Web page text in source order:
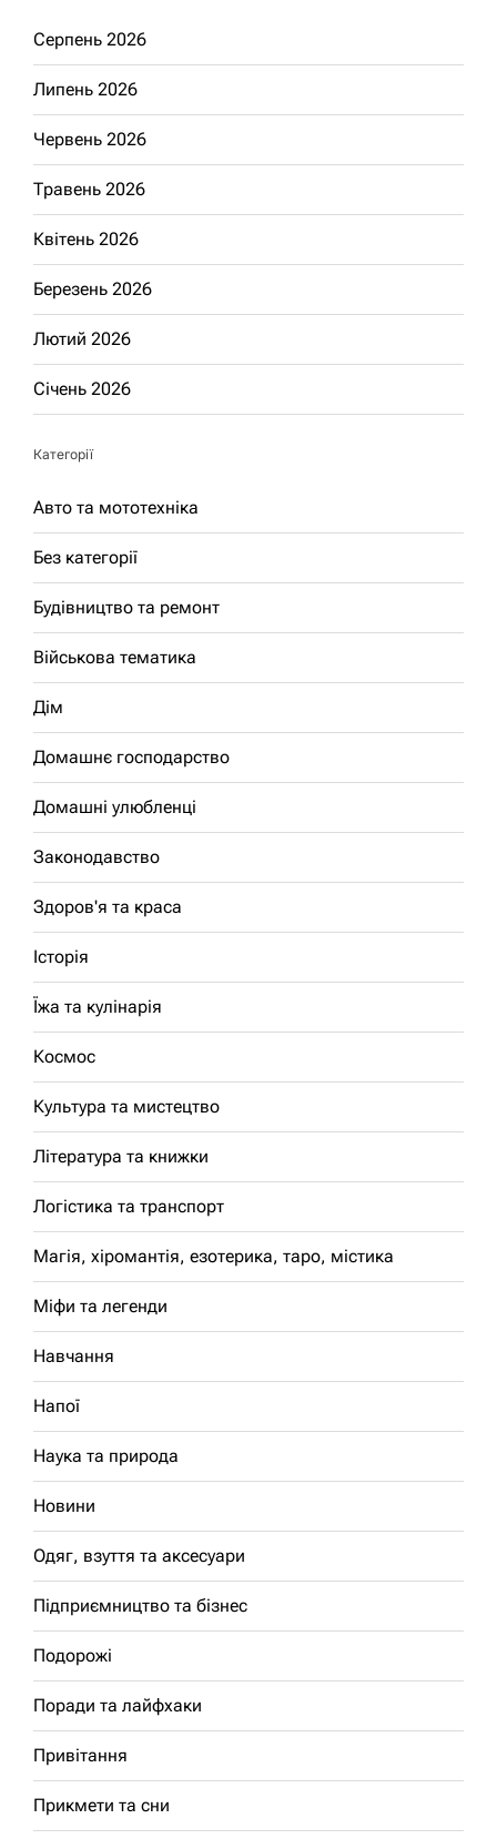
Серпень 2026
Липень 2026
Червень 2026
Травень 2026
Квітень 2026
Березень 2026
Лютий 2026
Січень 2026
Категорії
Авто та мототехніка
Без категорії
Будівництво та ремонт
Військова тематика
Дім
Домашнє господарство
Домашні улюбленці
Законодавство
Здоров'я та краса
Історія
Їжа та кулінарія
Космос
Культура та мистецтво
Література та книжки
Логістика та транспорт
Магія, хіромантія, езотерика, таро, містика
Міфи та легенди
Навчання
Напої
Наука та природа
Новини
Одяг, взуття та аксесуари
Підприємництво та бізнес
Подорожі
Поради та лайфхаки
Привітання
Прикмети та сни